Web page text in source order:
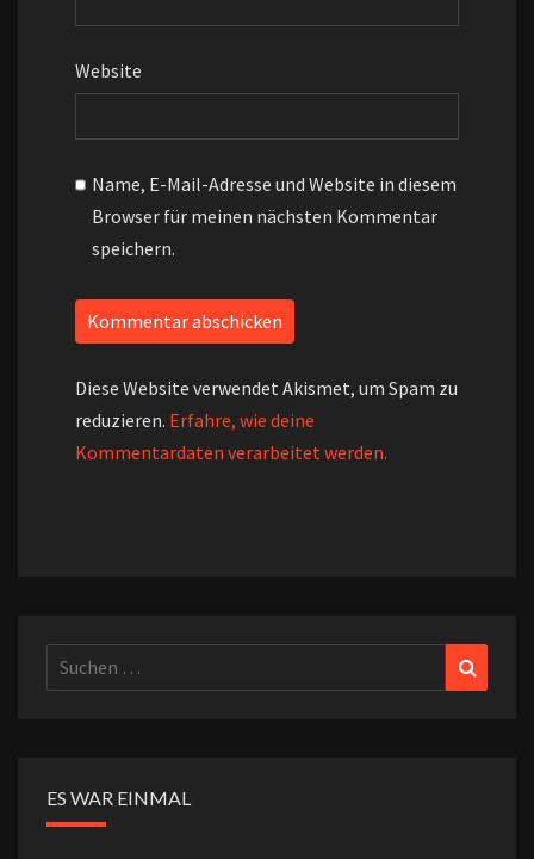
Website
Name, E-Mail-Adresse und Website in diesem
Browser für meinen nächsten Kommentar
speichern.
Diese Website verwendet Akismet, um Spam zu
reduzieren. Erfahre, wie deine
Kommentardaten verarbeitet werden.
Suchen
nach:
ES WAR EINMAL